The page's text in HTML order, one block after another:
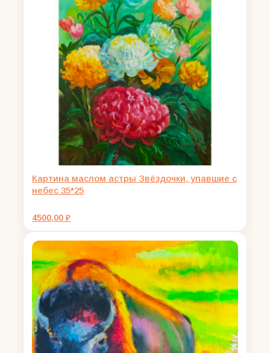
Картина маслом астры Звёздочки, упавшие с
небес 35*25
4500,00 ₽